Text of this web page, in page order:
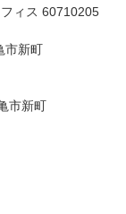
ィス 60710205
市新町
市新町